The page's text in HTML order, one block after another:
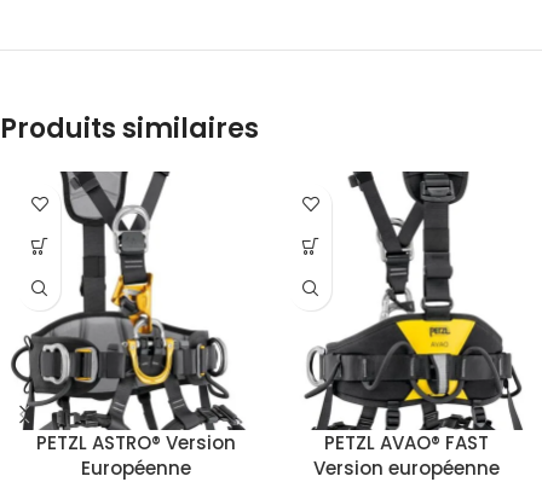
Produits similaires
PETZL ASTRO® Version
Européenne
PETZL AVAO® FAST
Version européenne